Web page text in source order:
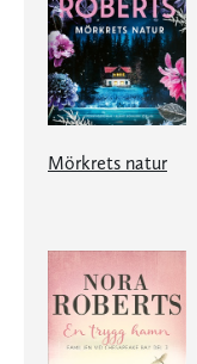
Mörkrets natur